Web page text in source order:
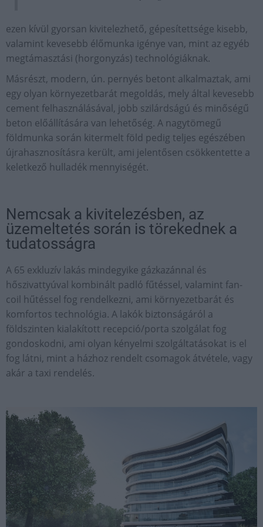
ezen kívül gyorsan kivitelezhető, gépesítettsége kisebb,
valamint kevesebb élőmunka igénye van, mint az egyéb
megtámasztási (horgonyzás) technológiáknak.
Másrészt, modern, ún. pernyés betont alkalmaztak, ami
egy olyan környezetbarát megoldás, mely által kevesebb
cement felhasználásával, jobb szilárdságú és minőségű
beton előállítására van lehetőség. A nagytömegű
földmunka során kitermelt föld pedig teljes egészében
újrahasznosításra került, ami jelentősen csökkentette a
keletkező hulladék mennyiségét.
Nemcsak a kivitelezésben, az
üzemeltetés során is törekednek a
tudatosságra
A 65 exkluzív lakás mindegyike gázkazánnal és
hőszivattyúval kombinált padló fűtéssel, valamint fan-
coil hűtéssel fog rendelkezni, ami környezetbarát és
komfortos technológia. A lakók biztonságáról a
földszinten kialakított recepció/porta szolgálat fog
gondoskodni, ami olyan kényelmi szolgáltatásokat is el
fog látni, mint a házhoz rendelt csomagok átvétele, vagy
akár a taxi rendelés.